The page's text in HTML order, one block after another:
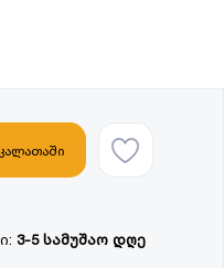
კალათაში
3-5 სამუშაო დღე